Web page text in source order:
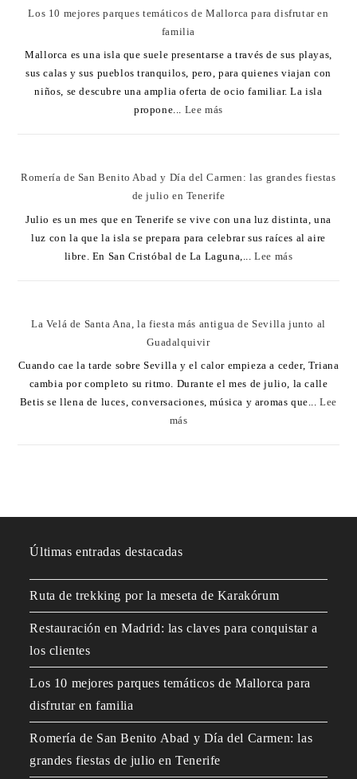
Los 10 mejores parques temáticos de Mallorca para disfrutar en
familia
Mallorca es una isla que suele presentarse a través de sus playas,
sus calas y sus pueblos tranquilos, pero, para quienes viajan con
niños, se descubre una amplia oferta de ocio familiar. La isla
propone... Lee más
Romería de San Benito Abad y Día del Carmen: las grandes fiestas
de julio en Tenerife
Julio es un mes que en Tenerife se vive con una luz distinta, una
luz con la que la isla se prepara para celebrar sus raíces al aire
libre. En San Cristóbal de La Laguna,...Lee más
La Velá de Santa Ana, la fiesta más antigua de Sevilla junto al
Guadalquivir
Cuando cae la tarde sobre Sevilla y el calor empieza a ceder, Triana
cambia por completo su ritmo. Durante el mes de julio, la calle
Betis se llena de luces, conversaciones, música y aromas que...Lee
más
Últimas entradas destacadas
Ruta de trekking por la meseta de Karakórum
Restauración en Madrid: las claves para conquistar a
los clientes
Los 10 mejores parques temáticos de Mallorca para
disfrutar en familia
Romería de San Benito Abad y Día del Carmen: las
grandes fiestas de julio en Tenerife